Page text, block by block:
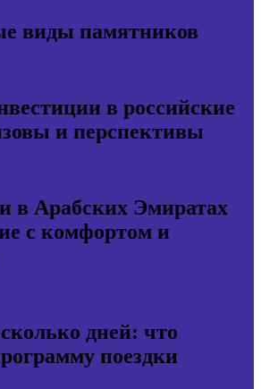
виды памятников
в российские
и перспективы
в Арабских Эмиратах
с комфортом и
дней: что
поездки